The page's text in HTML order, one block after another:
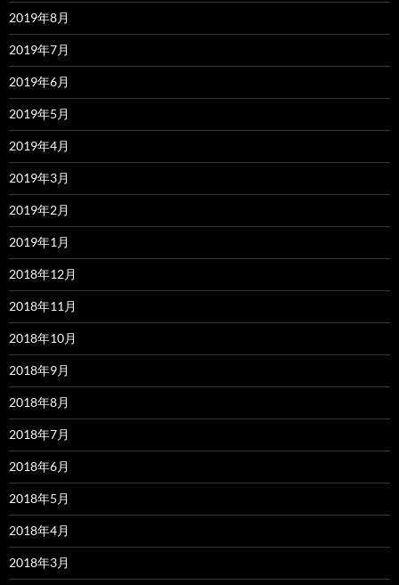
2019年8月
2019年7月
2019年6月
2019年5月
2019年4月
2019年3月
2019年2月
2019年1月
2018年12月
2018年11月
2018年10月
2018年9月
2018年8月
2018年7月
2018年6月
2018年5月
2018年4月
2018年3月